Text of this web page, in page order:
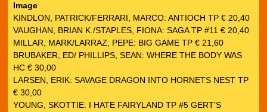
Image
KINDLON, PATRICK/FERRARI, MARCO: ANTIOCH TP € 20,40
VAUGHAN, BRIAN K./STAPLES, FIONA: SAGA TP #11 € 20,40
MILLAR, MARK/LARRAZ, PEPE: BIG GAME TP € 21,60
BRUBAKER, ED/ PHILLIPS, SEAN: WHERE THE BODY WAS
HC € 30,00
LARSEN, ERIK: SAVAGE DRAGON INTO HORNETS NEST TP
€ 30,00
YOUNG, SKOTTIE: I HATE FAIRYLAND TP #5 GERT’S